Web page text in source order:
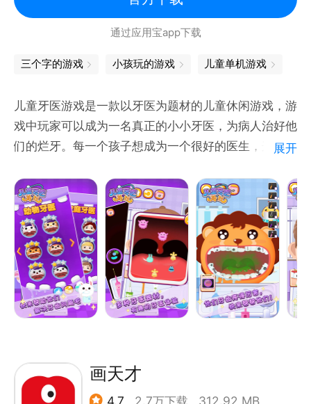
第三站：
前往故事小岛，放飞想象
尽情推理：原创热门侦探故事，邀请宝宝和猴子警长、
快乐阅读：宝宝巴士精选童话绘本、宝宝巴士绘本故事
等丰富儿童绘本，宝宝能够自主阅读。
第四站：
畅游互动小镇，自由探索
探索百科：小宝宝从哪来？春节为什么要贴春联？宝宝
快来体验科普互动，亲自揭秘。
职业认知：消防员、医生、警察、汽修师、宇航员、甜
品师等百变职业，宝宝都能扮演。
赶快乘坐【宝宝巴士】，体验海量好听好看好玩的内容
吧！
通过应用宝app下载
三个字的游戏 小孩玩的游戏 儿童单机游戏
儿童牙医游戏是一款以牙医为题材的儿童休闲游戏，游
戏中玩家可以成为一名真正的小小牙医，为病人治好他
们的烂牙。每一个孩子想成为一个很好的医生，这是你
多的享受这！进行疯狂的牙医程序：可以用多达16种
对牙齿的操作，刷黄牙，去掉糖渣，拔掉黑牙，修补牙
洞，去掉残渣等等的操作，让你感受到一个小小的牙医
应该做的事情 。
除了有6个人物可以选择，还有6种动物可以让你选
择，多达16种的牙医操作，让你真正的做一个小小的
牙齿的乐趣
展开
画天才
4.7 2.7万下载 312.92 MB